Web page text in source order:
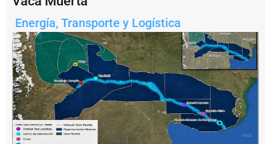
P
e
s
c
a
il
e
g
a
l:
A
r
Energía, Transporte y Logística